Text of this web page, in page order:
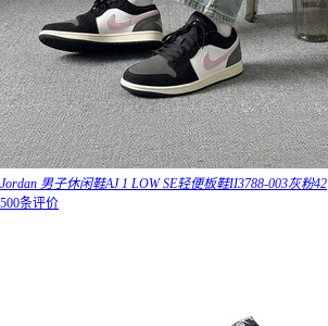
Jordan 男子休闲鞋AJ 1 LOW SE轻便板鞋II3788-003灰粉42
500条评价